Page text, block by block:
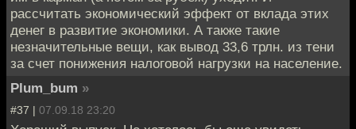
рассчитать экономический эффект от вклада этих
денег в развитие экономики. А также такие
незначительные вещи, как вывод 33,6 трлн. из тени
за счет понижения налоговой нагрузки на население.
Plum_bum »
#37 | 07.09.18 23:20